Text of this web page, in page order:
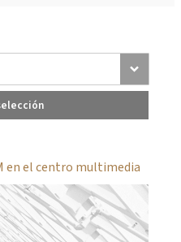
en el centro multimedia